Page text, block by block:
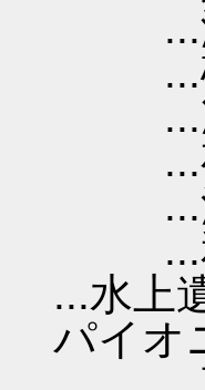
...海
...砂
...凍
...夜
...浮
...和
...水上
パイオ